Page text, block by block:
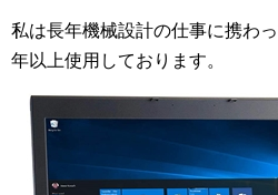
私は長年機械設計の仕事に携わ
年以上使用しております。